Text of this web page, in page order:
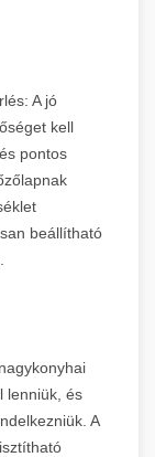
A jó
kell
pontos
beállítható
lenniük, és
A